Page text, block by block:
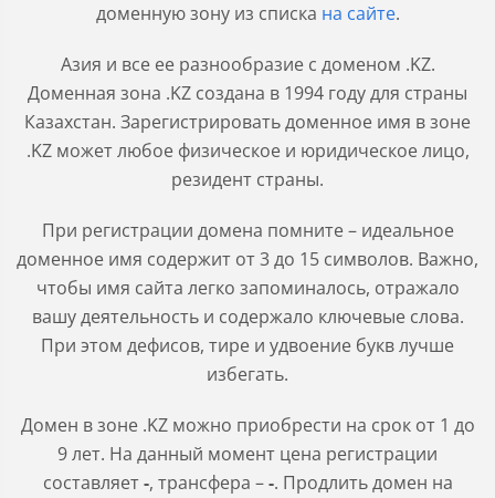
доменную зону из списка на сайте.
Азия и все ее разнообразие с доменом .KZ.
Доменная зона .KZ создана в 1994 году для страны
Казахстан. Зарегистрировать доменное имя в зоне
.KZ может любое физическое и юридическое лицо,
резидент страны.
При регистрации домена помните – идеальное
доменное имя содержит от 3 до 15 символов. Важно,
чтобы имя сайта легко запоминалось, отражало
вашу деятельность и содержало ключевые слова.
При этом дефисов, тире и удвоение букв лучше
избегать.
Домен в зоне .KZможно приобрести на срок от 1 до
9 лет. На данный момент цена регистрации
составляет-, трансфера –-. Продлить домен на